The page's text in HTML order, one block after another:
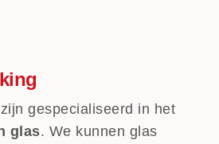
gespecialiseerd in het
glas. We kunnen glas